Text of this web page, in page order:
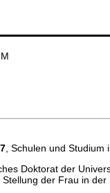
, Schulen und Studium
Doktorat der
der Frau in der